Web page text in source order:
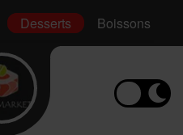
Desserts Boissons